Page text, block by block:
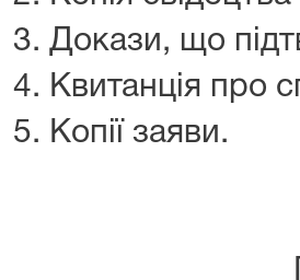
3. Докази, що
4. Квитанція про
5. Копії заяви.